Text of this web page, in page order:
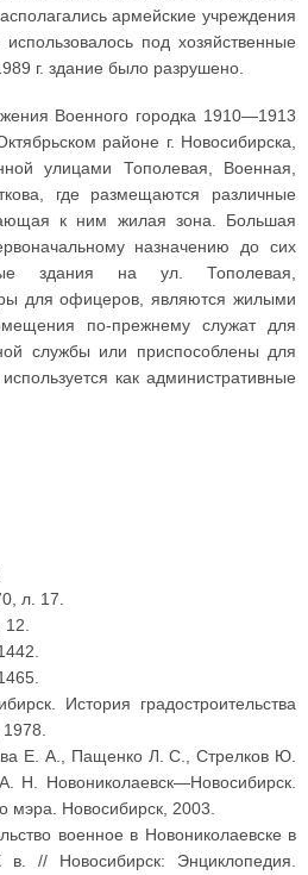
армейские учреждения
под хозяйственные
г. здание было разрушено.
Военного городка 1910—1913
районе г. Новосибирска,
улицами Тополевая, Военная,
где размещаются различные
к ним жилая зона. Большая
назначению до сих
здания на ул. Тополевая,
для офицеров, являются жилыми
по-прежнему служат для
службы или приспособлены для
как административные
л. 17.
История градостроительства
Е. А., Пащенко Л. С., Стрелков Ю.
Новониколаевск—Новосибирск.
мэра. Новосибирск, 2003.
военное в Новониколаевске в
// Новосибирск: Энциклопедия.